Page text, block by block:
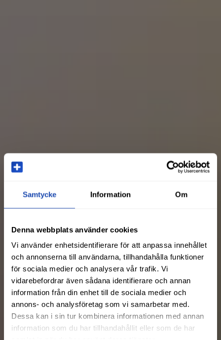
Samtycke Information Om
Denna webbplats använder cookies
Vi använder enhetsidentifierare för att anpassa innehållet
och annonserna till användarna, tillhandahålla funktioner
för sociala medier och analysera vår trafik. Vi
vidarebefordrar även sådana identifierare och annan
information från din enhet till de sociala medier och
annons- och analysföretag som vi samarbetar med.
Dessa kan i sin tur kombinera informationen med annan
information som du har tillhandahållit eller som de har